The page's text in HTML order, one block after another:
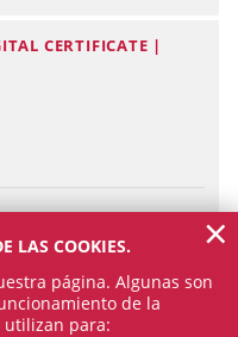
CERTIFICATE |
LAS COOKIES.
página. Algunas son
de la
utilizan para:
×